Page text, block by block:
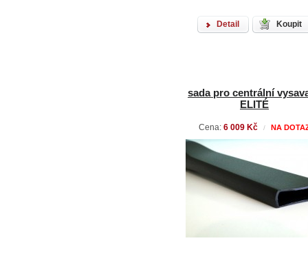
Detail Koupit
sada pro centrální
ELITÉ
Cena: 6 009 Kč / NA